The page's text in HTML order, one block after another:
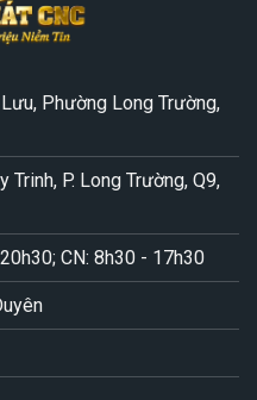
Phường Long Trường,
Trinh, P. Long Trường, Q9,
CN: 8h30 - 17h30